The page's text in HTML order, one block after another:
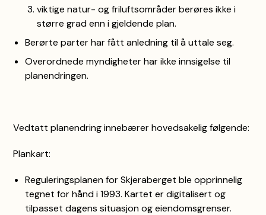
viktige natur- og friluftsområder berøres ikke i
større grad enn i gjeldende plan.
Berørte parter har fått anledning til å uttale seg.
Overordnede myndigheter har ikke innsigelse til
planendringen.
Vedtatt planendring innebærer hovedsakelig følgende:
Plankart:
Reguleringsplanen for Skjeraberget ble opprinnelig
tegnet for hånd i 1993. Kartet er digitalisert og
tilpasset dagens situasjon og eiendomsgrenser.